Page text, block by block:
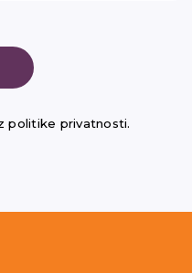
politike privatnosti.